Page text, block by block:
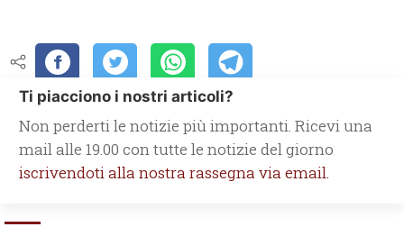
Ti piacciono i nostri articoli?
Non perderti le notizie più importanti. Ricevi una
mail alle 19.00 con tutte le notizie del giorno
iscrivendoti alla nostra rassegna via email.